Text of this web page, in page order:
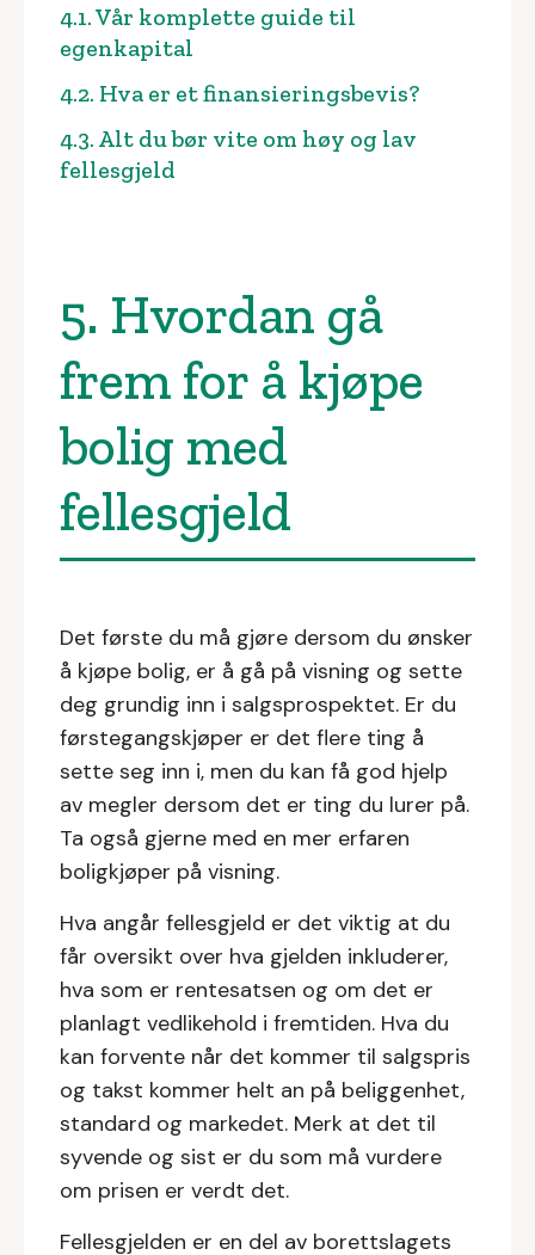
4.1. Vår komplette guide til
egenkapital
4.2. Hva er et finansieringsbevis?
4.3. Alt du bør vite om høy og lav
fellesgjeld
5. Hvordan gå
frem for å kjøpe
bolig med
fellesgjeld
Det første du må gjøre dersom du ønsker
å kjøpe bolig, er å gå på visning og sette
deg grundig inn i salgsprospektet. Er du
førstegangskjøper er det flere ting å
sette seg inn i, men du kan få god hjelp
av megler dersom det er ting du lurer på.
Ta også gjerne med en mer erfaren
boligkjøper på visning.
Hva angår fellesgjeld er det viktig at du
får oversikt over hva gjelden inkluderer,
hva som er rentesatsen og om det er
planlagt vedlikehold i fremtiden. Hva du
kan forvente når det kommer til salgspris
og takst kommer helt an på beliggenhet,
standard og markedet. Merk at det til
syvende og sist er du som må vurdere
om prisen er verdt det.
Fellesgjelden er en del av borettslagets